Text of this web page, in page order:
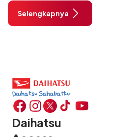
sebanyak 12.750 unit pada Juli 2026.
13,6% dibandingkan periode yang
11.220 unit, dan tetap stabil
Selengkapnya
Daihatsu